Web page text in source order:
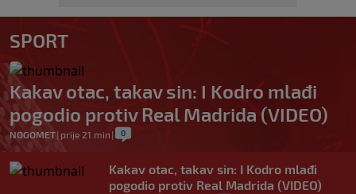
SPORT
Kakav otac, takav sin: I Kodro mlađi
pogodio protiv Real Madrida (VIDEO)
NOGOMET| prije 21 min | 0
Kakav otac, takav sin: I Kodro mlađi
pogodio protiv Real Madrida (VIDEO)